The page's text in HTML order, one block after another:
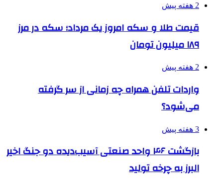
2 هفته پیش
قیمت طلا و سکه امروز یک مرداد؛ سکه در مرز
۱۸۹ میلیون تومان
2 هفته پیش
واردات تلفن همراه چه زمانی از سر گرفته
می‌شود؟
3 هفته پیش
بازگشت ۴۶ واحد صنعتی آسیب‌دیده دو جنگ اخیر
البرز به چرخه تولید